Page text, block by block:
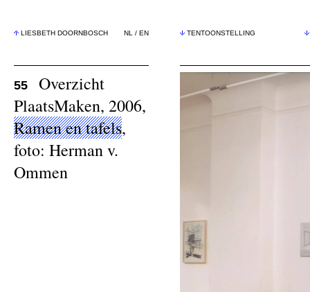
LIESBETH DOORNBOSCH NL / EN TENTOONSTELLING
55
Overzicht
PlaatsMaken, 2006,
Ramen en tafels,
foto: Herman v.
Ommen